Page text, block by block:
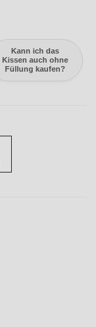
Kann ich das
Kissen auch ohne
Füllung kaufen?